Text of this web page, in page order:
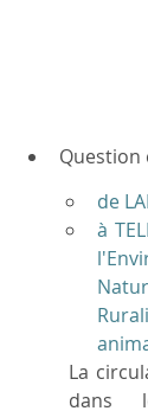
Question
de
à
La
dans